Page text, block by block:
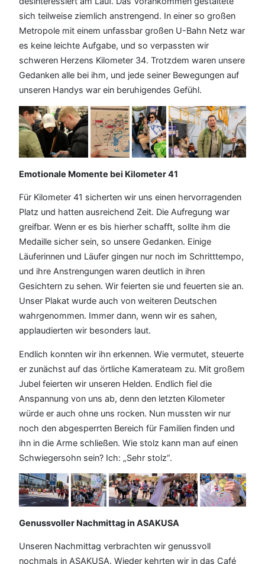
sich teilweise ziemlich anstrengend. In einer so großen
Metropole mit einem unfassbar großen U-Bahn Netz war
es keine leichte Aufgabe, und so verpassten wir
schweren Herzens Kilometer 34. Trotzdem waren unsere
Gedanken alle bei ihm, und jede seiner Bewegungen auf
unseren Handys war ein beruhigendes Gefühl.
Emotionale Momente bei Kilometer 41
Für Kilometer 41 sicherten wir uns einen hervorragenden
Platz und hatten ausreichend Zeit. Die Aufregung war
greifbar. Wenn er es bis hierher schafft, sollte ihm die
Medaille sicher sein, so unsere Gedanken. Einige
Läuferinnen und Läufer gingen nur noch im Schritttempo,
und ihre Anstrengungen waren deutlich in ihren
Gesichtern zu sehen. Wir feierten sie und feuerten sie an.
Unser Plakat wurde auch von weiteren Deutschen
wahrgenommen. Immer dann, wenn wir es sahen,
applaudierten wir besonders laut.
Endlich konnten wir ihn erkennen. Wie vermutet, steuerte
er zunächst auf das örtliche Kamerateam zu. Mit großem
Jubel feierten wir unseren Helden. Endlich fiel die
Anspannung von uns ab, denn den letzten Kilometer
würde er auch ohne uns rocken. Nun mussten wir nur
noch den abgesperrten Bereich für Familien finden und
ihn in die Arme schließen. Wie stolz kann man auf einen
Schwiegersohn sein? Ich: „Sehr stolz“.
Genussvoller Nachmittag in ASAKUSA
Unseren Nachmittag verbrachten wir genussvoll
nochmals in ASAKUSA. Wieder kehrten wir in das Café